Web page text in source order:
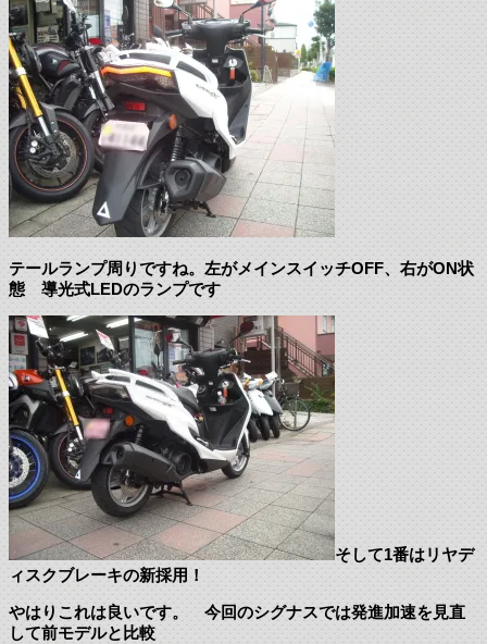
テールランプ周りですね。左がメインスイッチOFF、右がON状
態 導光式LEDのランプです
そして1番はリヤデ
ィスクブレーキの新採用！
やはりこれは良いです。 今回のシグナスでは発進加速を見直
して前モデルと比較